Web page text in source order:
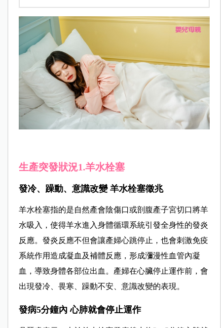
生產突發狀況1.羊水栓塞
發冷、躁動、意識改變 羊水栓塞徵兆
羊水栓塞指的是自然產會陰傷口或剖腹產子宮切口將羊
水吸入，使得羊水進入身體循環系統引發全身性的發炎
反應。發炎反應不但會讓產婦心跳停止，也會刺激免疫
系統作用造成凝血及補體反應，形成瀰漫性血管內凝
血 ，導致身體各部位出血。產婦在心臟停止運作前，會
出現發冷、畏寒、躁動不安、意識改變的表現。
發病5分鐘內 心肺就會停止運作